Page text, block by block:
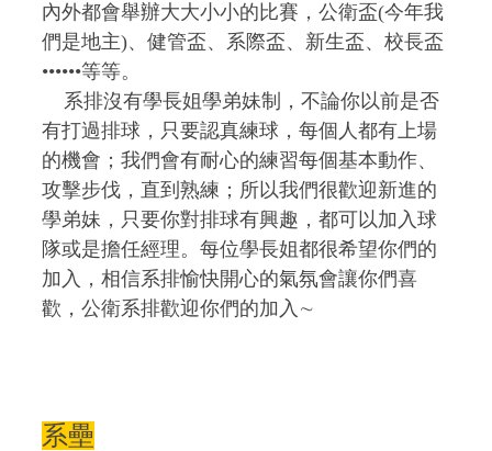
內外都會舉辦大大小小的比賽，公衛盃(今年我
們是地主)、健管盃、系際盃、新生盃、校長盃
••••••等等。
系排沒有學長姐學弟妹制，不論你以前是否
有打過排球，只要認真練球，每個人都有上場
的機會；我們會有耐心的練習每個基本動作、
攻擊步伐，直到熟練；所以我們很歡迎新進的
學弟妹，只要你對排球有興趣，都可以加入球
隊或是擔任經理。每位學長姐都很希望你們的
加入，相信系排愉快開心的氣氛會讓你們喜
歡，公衛系排歡迎你們的加入∼
系壘